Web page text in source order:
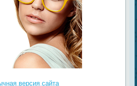
версия сайта